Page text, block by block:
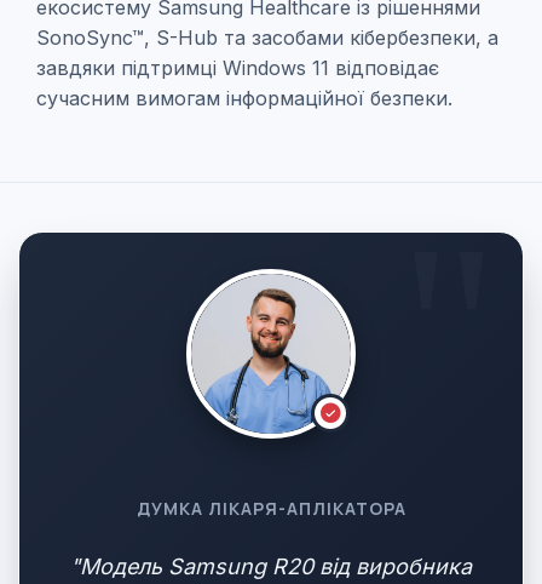
екосистему Samsung Healthcare із рішеннями
SonoSync™, S-Hub та засобами кібербезпеки, а
завдяки підтримці Windows 11 відповідає
сучасним вимогам інформаційної безпеки.
ДУМКА ЛІКАРЯ-АПЛІКАТОРА
"Модель Samsung R20 від виробника